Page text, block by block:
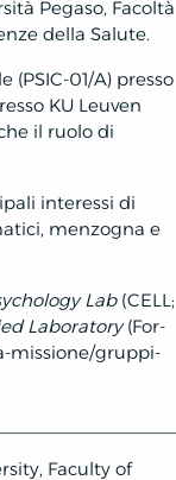
Pegaso, Facoltà
della Salute.
01/A) presso
KU Leuven
il ruolo di
interessi di
menzogna e
Lab(CELL;
Laboratory(For-
missione/gruppi-
Faculty of